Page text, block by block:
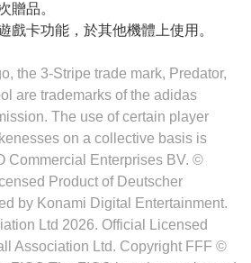
贈品。
戲卡功能，於其他機體上使用。
the 3-Stripe trade mark, Predator,
are trademarks of the adidas
The use of certain player
on a collective basis is
Commercial Enterprises BV. ©
Product of Deutscher
by Konami Digital Entertainment.
Ltd 2026. Official Licensed
Association Ltd. Copyright FFF ©